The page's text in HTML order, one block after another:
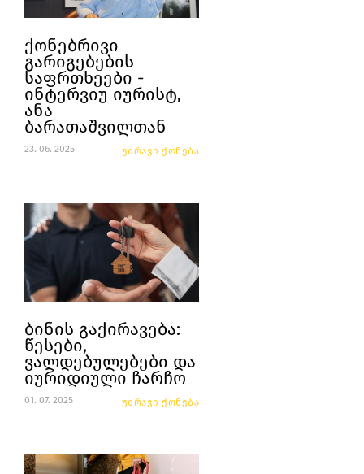
ქონებრივი
გარიგებების
საფრთხეები -
ინტერვიუ იურისტ,
ანა
ბარათაშვილთან
23. 06. 2025 უძრავი ქონება
ბინის გაქირავება:
წესები,
ვალდებულებები და
იურიდიული ჩარჩო
01. 07. 2025 უძრავი ქონება